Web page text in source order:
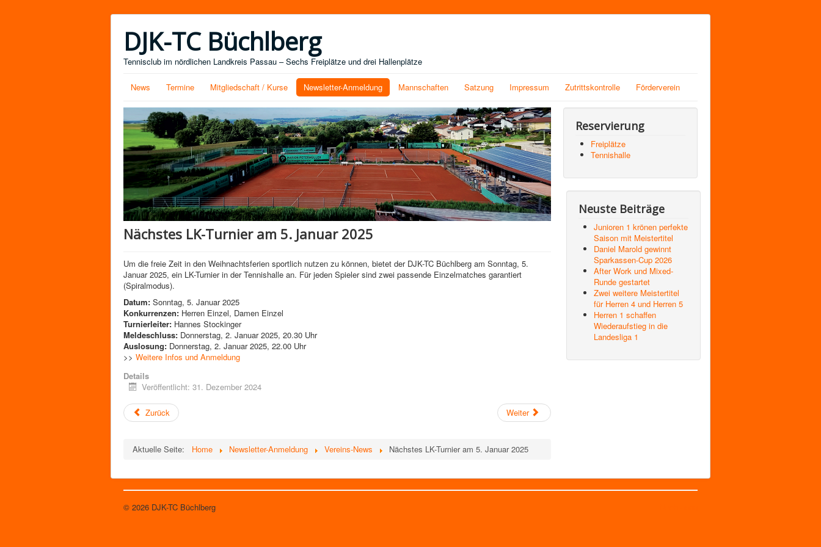
DJK-TC Büchlberg
Tennisclub im nördlichen Landkreis Passau – Sechs Freiplätze und drei Hallenplätze
News Termine Mitgliedschaft / Kurse Newsletter-Anmeldung Mannschaften Satzung Impressum Zutrittskontrolle Förderverein
Nächstes LK-Turnier am 5. Januar 2025
Um die freie Zeit in den Weihnachtsferien sportlich nutzen zu können, bietet der DJK-TC Büchlberg am Sonntag, 5.
Januar 2025, ein LK-Turnier in der Tennishalle an. Für jeden Spieler sind zwei passende Einzelmatches garantiert
(Spiralmodus).
Datum: Sonntag, 5. Januar 2025
Konkurrenzen: Herren Einzel, Damen Einzel
Turnierleiter: Hannes Stockinger
Meldeschluss: Donnerstag, 2. Januar 2025, 20.30 Uhr
Auslosung: Donnerstag, 2. Januar 2025, 22.00 Uhr
>> Weitere Infos und Anmeldung
Details
Veröffentlicht: 31. Dezember 2024
Zurück Weiter
Aktuelle Seite: Home Newsletter-Anmeldung Vereins-News Nächstes LK-Turnier am 5. Januar 2025
Reservierung
Freiplätze
Tennishalle
Neuste Beiträge
Junioren 1 krönen perfekte
Saison mit Meistertitel
Daniel Marold gewinnt
Sparkassen-Cup 2026
After Work und Mixed-
Runde gestartet
Zwei weitere Meistertitel
für Herren 4 und Herren 5
Herren 1 schaffen
Wiederaufstieg in die
Landesliga 1
© 2026 DJK-TC Büchlberg